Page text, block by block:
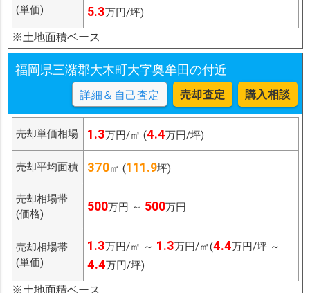
(単価)
5.3万円/坪)
※土地面積ベース
福岡県三潴郡大木町大字奥牟田の付近
詳細＆自己査定 売却査定 購入相談
売却単価相場 1.3万円/㎡ (4.4万円/坪)
売却平均面積 370㎡ (111.9坪)
売却相場帯
(価格)
500万円 ～ 500万円
売却相場帯
(単価)
1.3万円/㎡ ～ 1.3万円/㎡(4.4万円/坪 ～
4.4万円/坪)
※土地面積ベース